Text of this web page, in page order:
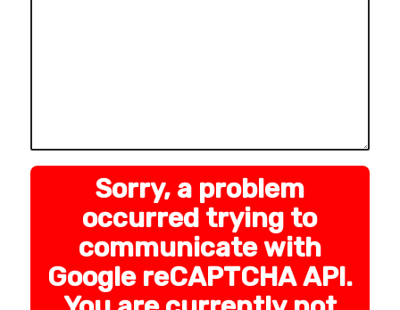
Sorry, a problem
occurred trying to
communicate with
Google reCAPTCHA API.